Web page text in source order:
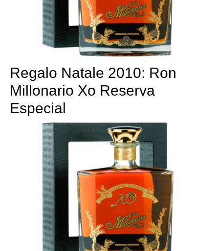
Regalo Natale 2010: Ron
Millonario Xo Reserva
Especial